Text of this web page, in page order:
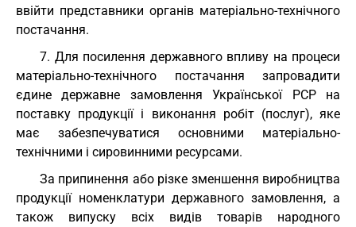
ввійти представники органів матеріально-технічного
постачання.
7. Для посилення державного впливу на процеси
матеріально-технічного постачання запровадити
єдине державне замовлення Української РСР на
поставку продукції і виконання робіт (послуг), яке
має забезпечуватися основними матеріально-
технічними і сировинними ресурсами.
За припинення або різке зменшення виробництва
продукції номенклатури державного замовлення, а
також випуску всіх видів товарів народного